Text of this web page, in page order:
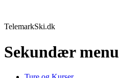
TelemarkSki.dk
Sekundær menu